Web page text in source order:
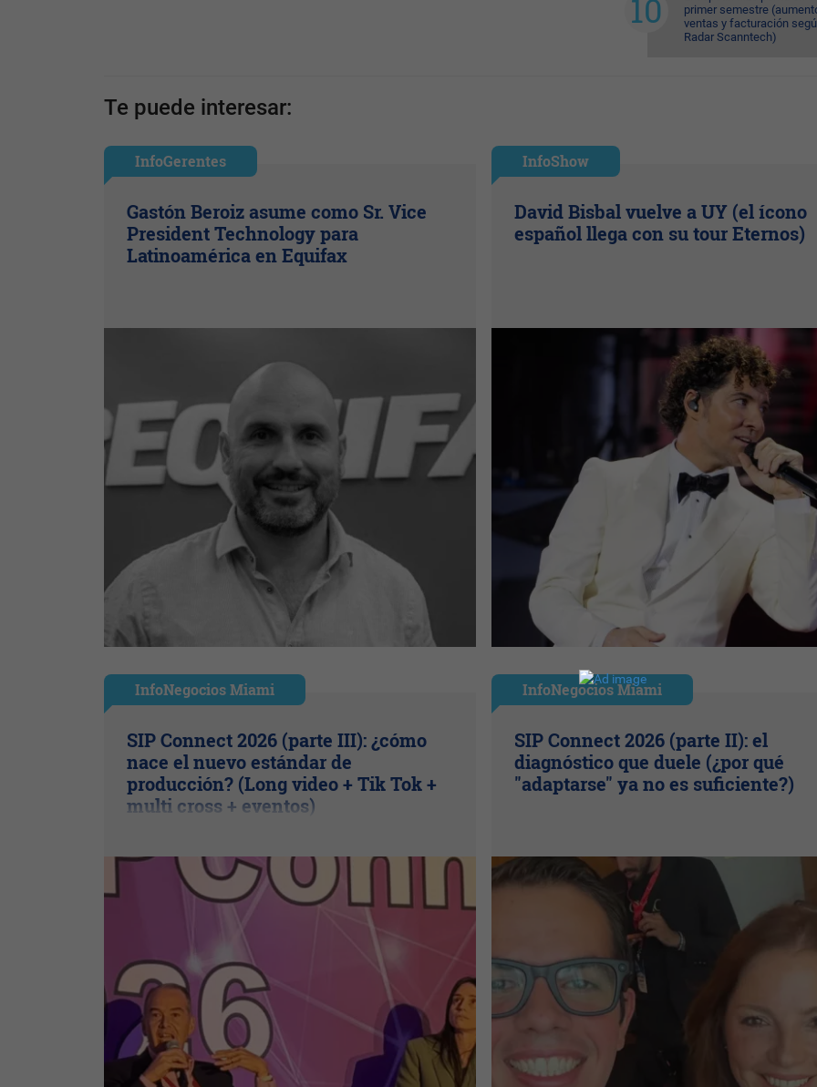
primer semestre
ventas y facturación
Radar Scanntech)
Te puede interesar:
InfoGerentes
Gastón Beroiz asume como Sr. Vice
President Technology para
Latinoamérica en Equifax
InfoShow
David Bisbal vuelve a UY (el ícono
español llega con su tour Eternos)
InfoNegocios Miami
SIP Connect 2026 (parte III): ¿cómo
nace el nuevo estándar de
producción? (Long video + Tik Tok +
multi cross + eventos)
InfoNegocios Miami
SIP Connect 2026 (parte II): el
diagnóstico que duele (¿por qué
"adaptarse" ya no es suficiente?)